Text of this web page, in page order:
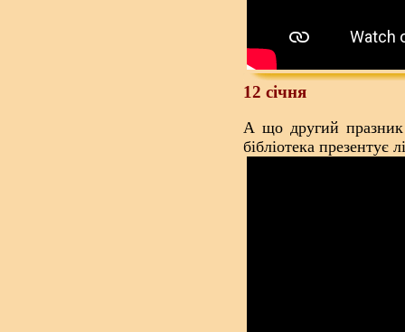
12 січня
А що другий празник
бібліотека презентує